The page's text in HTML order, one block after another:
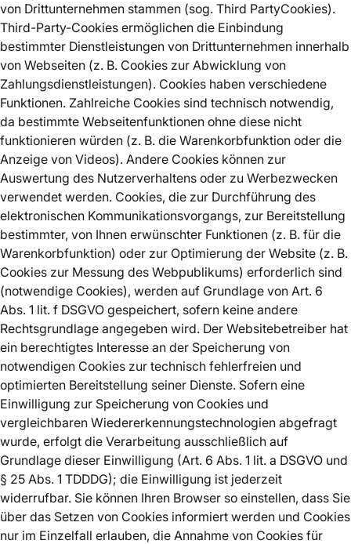
von Drittunternehmen stammen (sog. Third PartyCookies).
Third-Party-Cookies ermöglichen die Einbindung
bestimmter Dienstleistungen von Drittunternehmen innerhalb
von Webseiten (z. B. Cookies zur Abwicklung von
Zahlungsdienstleistungen). Cookies haben verschiedene
Funktionen. Zahlreiche Cookies sind technisch notwendig,
da bestimmte Webseitenfunktionen ohne diese nicht
funktionieren würden (z. B. die Warenkorbfunktion oder die
Anzeige von Videos). Andere Cookies können zur
Auswertung des Nutzerverhaltens oder zu Werbezwecken
verwendet werden. Cookies, die zur Durchführung des
elektronischen Kommunikationsvorgangs, zur Bereitstellung
bestimmter, von Ihnen erwünschter Funktionen (z. B. für die
Warenkorbfunktion) oder zur Optimierung der Website (z. B.
Cookies zur Messung des Webpublikums) erforderlich sind
(notwendige Cookies), werden auf Grundlage von Art. 6
Abs. 1 lit. f DSGVO gespeichert, sofern keine andere
Rechtsgrundlage angegeben wird. Der Websitebetreiber hat
ein berechtigtes Interesse an der Speicherung von
notwendigen Cookies zur technisch fehlerfreien und
optimierten Bereitstellung seiner Dienste. Sofern eine
Einwilligung zur Speicherung von Cookies und
vergleichbaren Wiedererkennungstechnologien abgefragt
wurde, erfolgt die Verarbeitung ausschließlich auf
Grundlage dieser Einwilligung (Art. 6 Abs. 1 lit. a DSGVO und
§ 25 Abs. 1 TDDDG); die Einwilligung ist jederzeit
widerrufbar. Sie können Ihren Browser so einstellen, dass Sie
über das Setzen von Cookies informiert werden und Cookies
nur im Einzelfall erlauben, die Annahme von Cookies für